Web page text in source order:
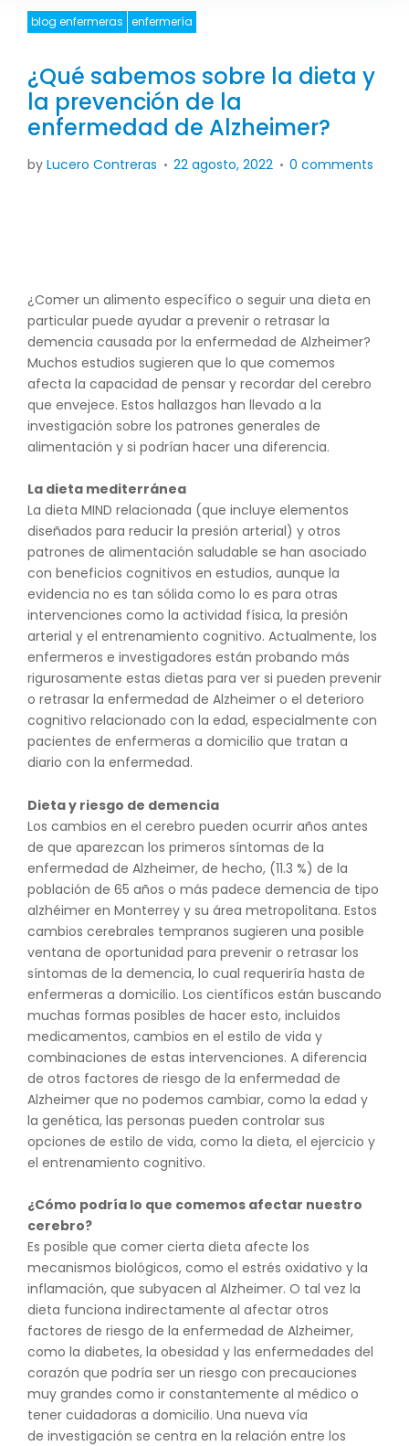
blog enfermeras enfermería
¿Qué sabemos sobre la dieta y
la prevención de la
enfermedad de Alzheimer?
by Lucero Contreras 22 agosto, 2022 0 comments
¿Comer un alimento específico o seguir una dieta en
particular puede ayudar a prevenir o retrasar la
demencia causada por la enfermedad de Alzheimer?
Muchos estudios sugieren que lo que comemos
afecta la capacidad de pensar y recordar del cerebro
que envejece. Estos hallazgos han llevado a la
investigación sobre los patrones generales de
alimentación y si podrían hacer una diferencia.
La dieta mediterránea
La dieta MIND relacionada (que incluye elementos
diseñados para reducir la presión arterial) y otros
patrones de alimentación saludable se han asociado
con beneficios cognitivos en estudios, aunque la
evidencia no es tan sólida como lo es para otras
intervenciones como la actividad física, la presión
arterial y el entrenamiento cognitivo. Actualmente, los
enfermeros e investigadores están probando más
rigurosamente estas dietas para ver si pueden prevenir
o retrasar la enfermedad de Alzheimer o el deterioro
cognitivo relacionado con la edad, especialmente con
pacientes de enfermeras a domicilio que tratan a
diario con la enfermedad.
Dieta y riesgo de demencia
Los cambios en el cerebro pueden ocurrir años antes
de que aparezcan los primeros síntomas de la
enfermedad de Alzheimer, de hecho, (11.3 %) de la
población de 65 años o más padece demencia de tipo
alzhéimer en Monterrey y su área metropolitana. Estos
cambios cerebrales tempranos sugieren una posible
ventana de oportunidad para prevenir o retrasar los
síntomas de la demencia, lo cual requeriría hasta de
enfermeras a domicilio. Los científicos están buscando
muchas formas posibles de hacer esto, incluidos
medicamentos, cambios en el estilo de vida y
combinaciones de estas intervenciones. A diferencia
de otros factores de riesgo de la enfermedad de
Alzheimer que no podemos cambiar, como la edad y
la genética, las personas pueden controlar sus
opciones de estilo de vida, como la dieta, el ejercicio y
el entrenamiento cognitivo.
¿Cómo podría lo que comemos afectar nuestro
cerebro?
Es posible que comer cierta dieta afecte los
mecanismos biológicos, como el estrés oxidativo y la
inflamación, que subyacen al Alzheimer. O tal vez la
dieta funciona indirectamente al afectar otros
factores de riesgo de la enfermedad de Alzheimer,
como la diabetes, la obesidad y las enfermedades del
corazón que podría ser un riesgo con precauciones
muy grandes como ir constantemente al médico o
tener cuidadoras a domicilio. Una nueva vía
de investigación se centra en la relación entre los